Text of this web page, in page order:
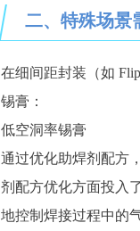
二、特殊场景
在细间距封装（如
锡膏：
低空洞率锡膏
通过优化助焊剂配方
剂配方优化方面投入
地控制焊接过程中的